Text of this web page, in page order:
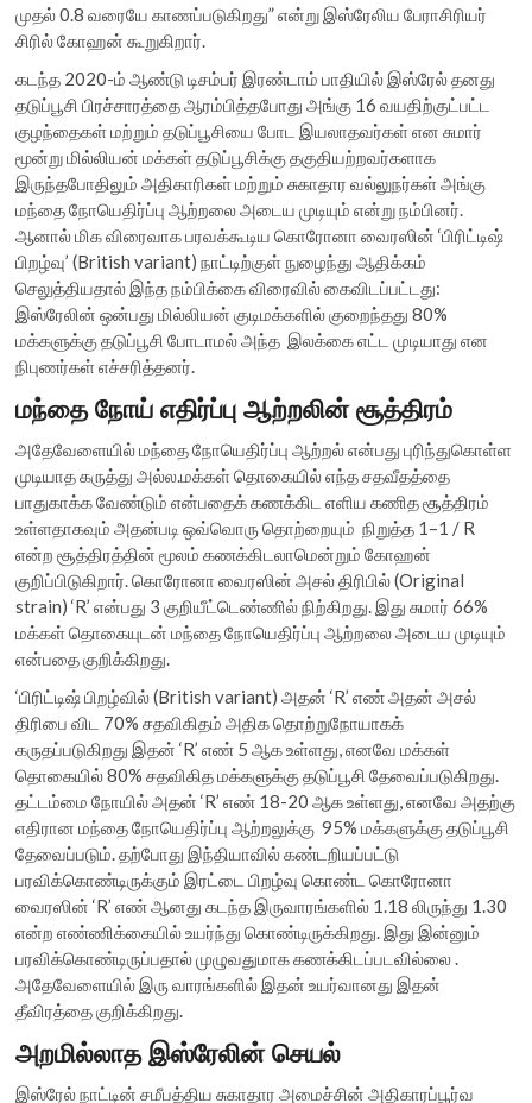
முதல் 0.8 வரையே காணப்படுகிறது” என்று இஸ்ரேலிய பேராசிரியர்
சிரில் கோஹன் கூறுகிறார்.
கடந்த 2020-ம் ஆண்டு டிசம்பர் இரண்டாம் பாதியில் இஸ்ரேல் தனது
தடுப்பூசி பிரச்சாரத்தை ஆரம்பித்தபோது அங்கு 16 வயதிற்குட்பட்ட
குழந்தைகள் மற்றும் தடுப்பூசியை போட இயலாதவர்கள் என சுமார்
மூன்று மில்லியன் மக்கள் தடுப்பூசிக்கு தகுதியற்றவர்களாக
இருந்தபோதிலும் அதிகாரிகள் மற்றும் சுகாதார வல்லுநர்கள் அங்கு
மந்தை நோயெதிர்ப்பு ஆற்றலை அடைய முடியும் என்று நம்பினர்.
ஆனால் மிக விரைவாக பரவக்கூடிய கொரோனா வைரஸின் ‘பிரிட்டிஷ்
பிறழ்வு’ (British variant) நாட்டிற்குள் நுழைந்து ஆதிக்கம்
செலுத்தியதால் இந்த நம்பிக்கை விரைவில் கைவிடப்பட்டது:
இஸ்ரேலின் ஒன்பது மில்லியன் குடிமக்களில் குறைந்தது 80%
மக்களுக்கு தடுப்பூசி போடாமல் அந்த இலக்கை எட்ட முடியாது என
நிபுணர்கள் எச்சரித்தனர்.
மந்தை நோய் எதிர்ப்பு ஆற்றலின் சூத்திரம்
அதேவேளையில் மந்தை நோயெதிர்ப்பு ஆற்றல் என்பது புரிந்துகொள்ள
முடியாத கருத்து அல்ல.மக்கள் தொகையில் எந்த சதவீதத்தை
பாதுகாக்க வேண்டும் என்பதைக் கணக்கிட எளிய கணித சூத்திரம்
உள்ளதாகவும் அதன்படி ஒவ்வொரு தொற்றையும் நிறுத்த 1–1 / R
என்ற சூத்திரத்தின் மூலம் கணக்கிடலாமென்றும் கோஹன்
குறிப்பிடுகிறார். கொரோனா வைரஸின் அசல் திரிபில் (Original
strain) ‘R’ என்பது 3 குறியீட்டெண்ணில் நிற்கிறது. இது சுமார் 66%
மக்கள் தொகையுடன் மந்தை நோயெதிர்ப்பு ஆற்றலை அடைய முடியும்
என்பதை குறிக்கிறது.
‘பிரிட்டிஷ் பிறழ்வில் (British variant) அதன் ‘R’ எண் அதன் அசல்
திரிபை விட 70% சதவிகிதம் அதிக தொற்றுநோயாகக்
கருதப்படுகிறது இதன் ‘R’ எண் 5 ஆக உள்ளது, எனவே மக்கள்
தொகையில் 80% சதவிகித மக்களுக்கு தடுப்பூசி தேவைப்படுகிறது.
தட்டம்மை நோயில் அதன் ‘R’ எண் 18-20 ஆக உள்ளது, எனவே அதற்கு
எதிரான மந்தை நோயெதிர்ப்பு ஆற்றலுக்கு 95% மக்களுக்கு தடுப்பூசி
தேவைப்படும். தற்போது இந்தியாவில் கண்டறியப்பட்டு
பரவிக்கொண்டிருக்கும் இரட்டை பிறழ்வு கொண்ட கொரோனா
வைரஸின் ‘R’ எண் ஆனது கடந்த இருவாரங்களில் 1.18 லிருந்து 1.30
என்ற எண்ணிக்கையில் உயர்ந்து கொண்டிருக்கிறது. இது இன்னும்
பரவிக்கொண்டிருப்பதால் முழுவதுமாக கணக்கிடப்படவில்லை .
அதேவேளையில் இரு வாரங்களில் இதன் உயர்வானது இதன்
தீவிரத்தை குறிக்கிறது.
அறமில்லாத இஸ்ரேலின் செயல்
இஸ்ரேல் நாட்டின் சமீபத்திய சுகாதார அமைச்சின் அதிகாரப்பூர்வ